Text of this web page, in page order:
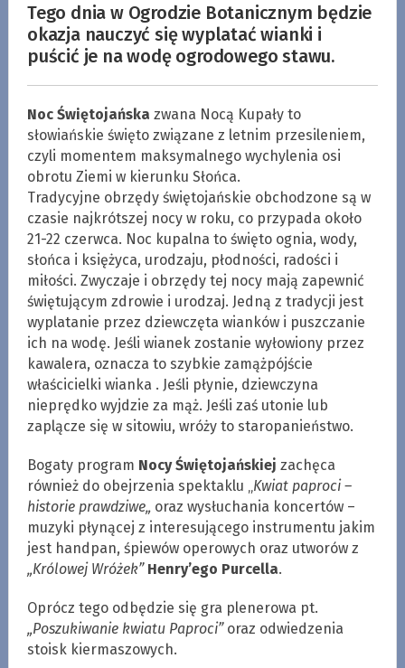
Tego dnia w Ogrodzie Botanicznym będzie
okazja nauczyć się wyplatać wianki i
puścić je na wodę ogrodowego stawu.
Noc Świętojańska zwana Nocą Kupały to
słowiańskie święto związane z letnim przesileniem,
czyli momentem maksymalnego wychylenia osi
obrotu Ziemi w kierunku Słońca.
Tradycyjne obrzędy świętojańskie obchodzone są w
czasie najkrótszej nocy w roku, co przypada około
21-22 czerwca. Noc kupalna to święto ognia, wody,
słońca i księżyca, urodzaju, płodności, radości i
miłości. Zwyczaje i obrzędy tej nocy mają zapewnić
świętującym zdrowie i urodzaj. Jedną z tradycji jest
wyplatanie przez dziewczęta wianków i puszczanie
ich na wodę. Jeśli wianek zostanie wyłowiony przez
kawalera, oznacza to szybkie zamążpójście
właścicielki wianka . Jeśli płynie, dziewczyna
nieprędko wyjdzie za mąż. Jeśli zaś utonie lub
zaplącze się w sitowiu, wróży to staropanieństwo.
Bogaty program Nocy Świętojańskiej zachęca
również do obejrzenia spektaklu „ Kwiat paproci –
historie prawdziwe„ oraz wysłuchania koncertów –
muzyki płynącej z interesującego instrumentu jakim
jest handpan, śpiewów operowych oraz utworów z
„Królowej Wróżek” Henry’ego Purcella.
Oprócz tego odbędzie się gra plenerowa pt.
„Poszukiwanie kwiatu Paproci”oraz odwiedzenia
stoisk kiermaszowych.